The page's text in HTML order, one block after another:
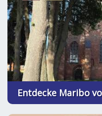
Entdecke Maribo